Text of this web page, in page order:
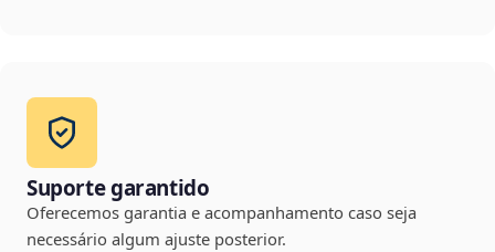
Suporte garantido
Oferecemos garantia e acompanhamento caso seja
necessário algum ajuste posterior.